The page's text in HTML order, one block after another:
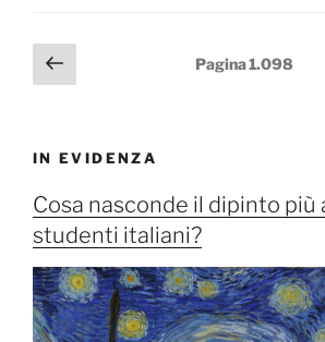
Paginazione
degli
Pagina
precedente
Pagina1.098
IN EVIDENZA
Cosa nasconde il dipinto più
studenti italiani?